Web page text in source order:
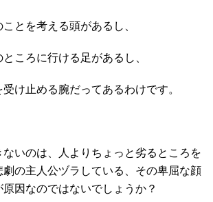
とを考える頭があるし、
ころに行ける足があるし、
け止める腕だってあるわけです。
いのは、人よりちょっと劣るところを
劇の主人公ヅラしている、その卑屈な顔
因なのではないでしょうか？